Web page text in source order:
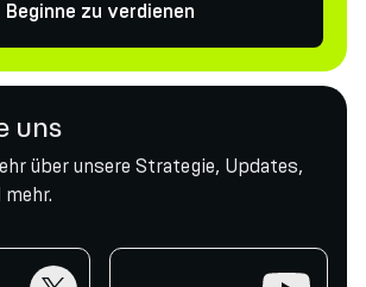
Beginne zu verdienen
uns
über unsere Strategie, Updates,
mehr.